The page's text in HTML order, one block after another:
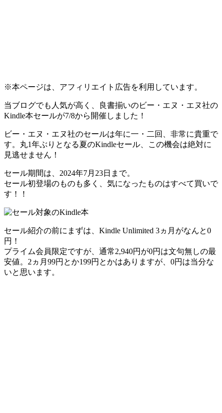
※本ページは、アフィリエイト広告を利用しています。
当ブログでも人気が高く、良書揃いのビー・エヌ・エヌ社の
Kindle本セールが7/8から開催しました！
ビー・エヌ・エヌ社のセールは年に一・二回、 非常に貴重で
す。丸1年ぶりとなる夏のKindleセール、この機会は絶対に
見逃せません！
セール期間は、2024年7月23日まで。
セール初登場のものも多く
、気になったものはすべて買いで
す！！
セール紹介の前にまずは、Kindle Unlimited 3ヵ月がなんと0
円！
プライム会員限定ですが、通常2,940円が0円は文句無しの最
安値。2ヵ月99円とか199円とかはありますが、0円は当分な
いと思います。